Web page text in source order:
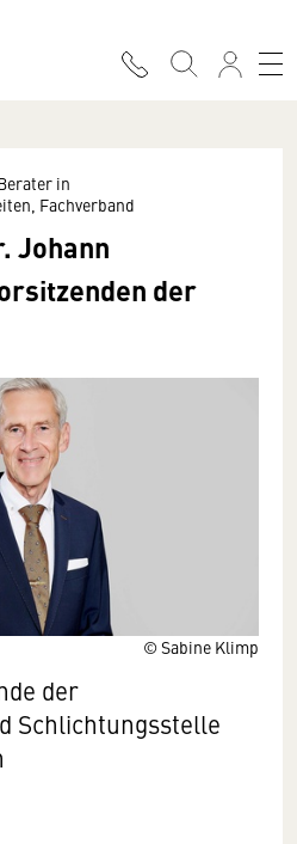
© Sabine Klimp
in
Fachverband
Johann
der
der
Schlichtungsstelle